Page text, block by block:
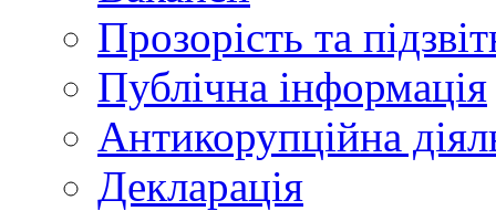
Прозорість та
Публічна інформація
Антикорупційна
Декларація